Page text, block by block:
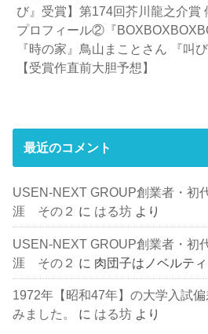
び』受賞】第174回芥川龍之介賞
プロフィール②『
『時の家』鳥山まことさん 『叫
【受賞作直前大胆予想】
最近のコメント
USEN-NEXT GROUP創業者・初
涯 その２ に はる坊 より
USEN-NEXT GROUP創業者・初
涯 その２ に 肉団子はノベルティ
1972年【昭和47年】の大学入試
みました。
に はる坊 より